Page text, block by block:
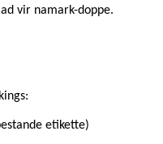
vir namark-doppe.
etikette)